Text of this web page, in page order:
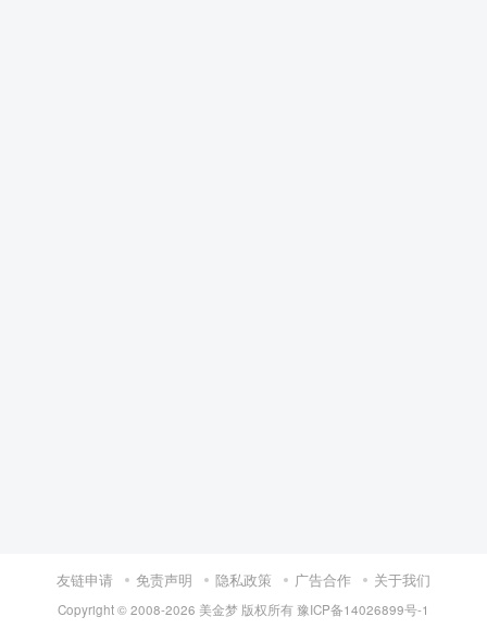
友链申请 免责声明 隐私政策 广告合作 关于我们
Copyright © 2008-2026 美金梦 版权所有 豫ICP备14026899号-1